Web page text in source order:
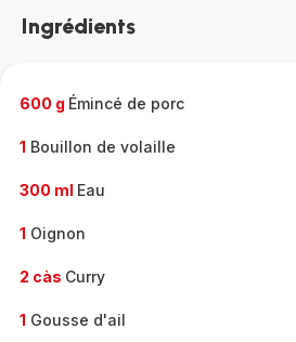
gamme
Ingrédients
600 g Émincé de porc
1 Bouillon de volaille
300 ml Eau
1 Oignon
2 càs Curry
1 Gousse d'ail